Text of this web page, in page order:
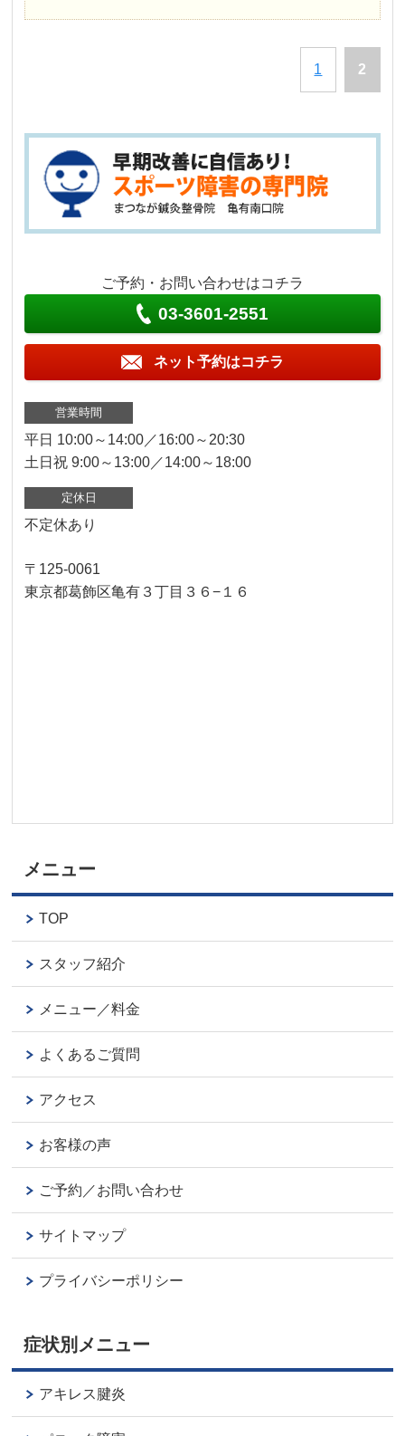
1 2
ご予約・お問い合わせはコチラ
03-3601-2551
ネット予約はコチラ
営業時間
平日 10:00～14:00／16:00～20:30
土日祝 9:00～13:00／14:00～18:00
定休日
不定休あり
〒125-0061
東京都葛飾区亀有３丁目３６−１６
メニュー
TOP
スタッフ紹介
メニュー／料金
よくあるご質問
アクセス
お客様の声
ご予約／お問い合わせ
サイトマップ
プライバシーポリシー
症状別メニュー
アキレス腱炎